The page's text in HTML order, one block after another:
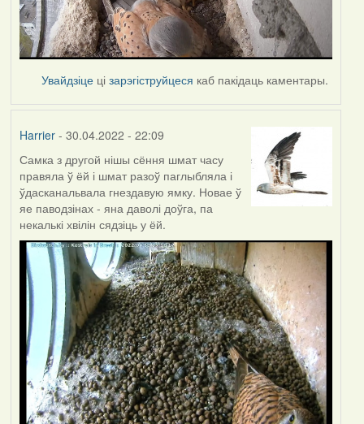
Увайдзіце цізарэгіструйцеся каб пакідаць каментары.
Harrier- 30.04.2022 - 22:09
Самка з другой нішы сёння шмат часу
правяла ў ёй і шмат разоў паглыбляла і
ўдасканальвала гнездавую ямку. Новае ў
яе паводзінах - яна даволі доўга, па
некалькі хвілін сядзіць у ёй.